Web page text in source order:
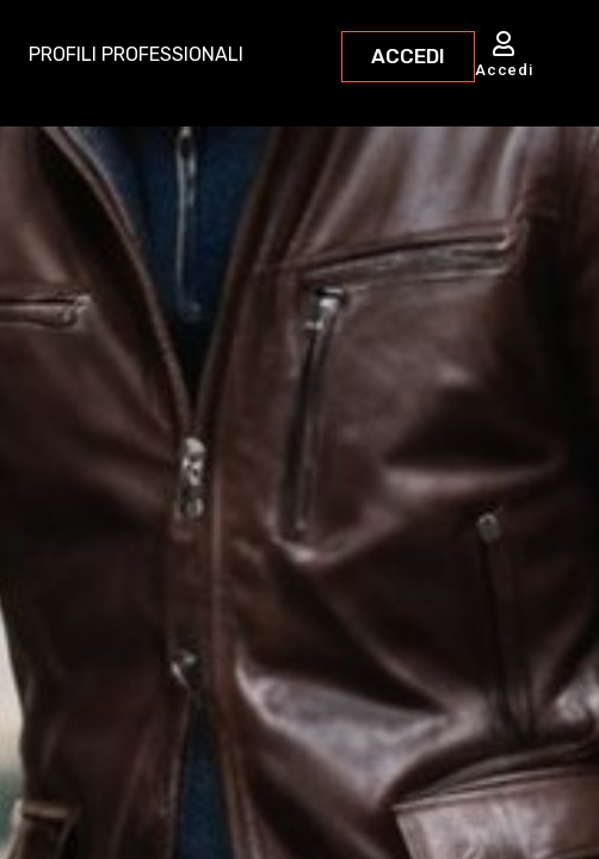
PROFILI PROFESSIONALI ACCEDI
Accedi